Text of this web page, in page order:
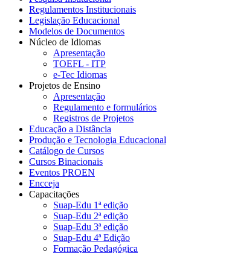
Regulamentos Institucionais
Legislação Educacional
Modelos de Documentos
Núcleo de Idiomas
Apresentação
TOEFL - ITP
e-Tec Idiomas
Projetos de Ensino
Apresentação
Regulamento e formulários
Registros de Projetos
Educação a Distância
Produção e Tecnologia Educacional
Catálogo de Cursos
Cursos Binacionais
Eventos PROEN
Encceja
Capacitações
Suap-Edu 1ª edição
Suap-Edu 2ª edição
Suap-Edu 3ª edição
Suap-Edu 4ª Edição
Formação Pedagógica